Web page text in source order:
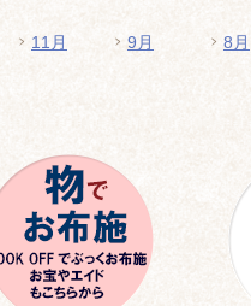
11月 9月 8月